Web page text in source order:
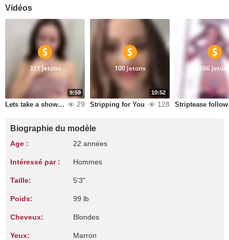
Vidéos
9:59
311 Jetons
Lets take a shower together 29
10:52
100 Jetons
Stripping for You 128
666
Biographie du modèle
Age : 22 années
Intéressé par : Hommes
Taille: 5'3"
Poids: 99 lb
Cheveux: Blondes
Yeux: Marron